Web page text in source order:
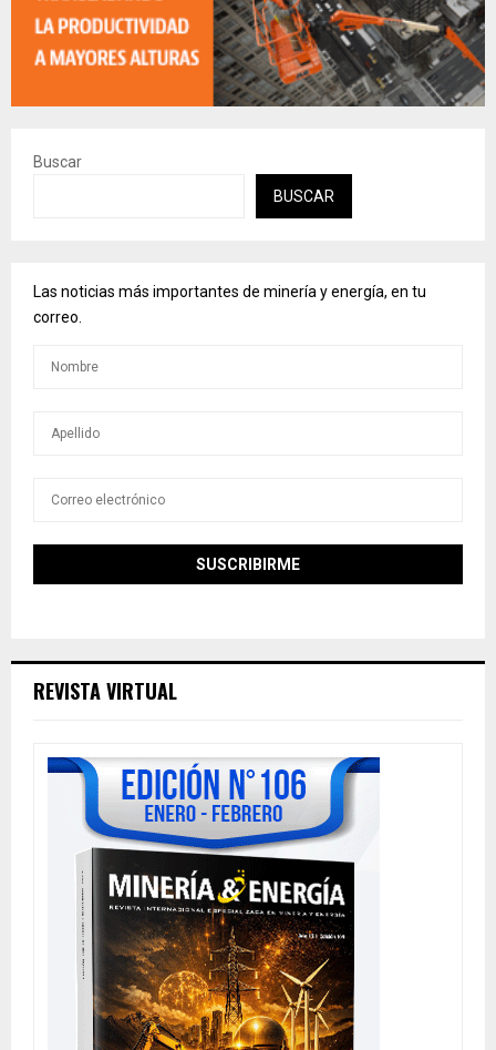
Buscar
BUSCAR
Las noticias más importantes de minería y energía, en tu
correo.
REVISTA VIRTUAL